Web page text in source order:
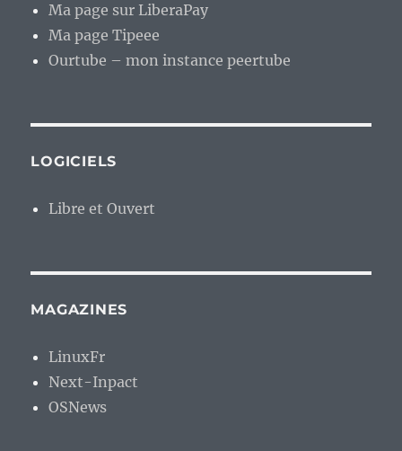
Ma page sur LiberaPay
Ma page Tipeee
Ourtube – mon instance peertube
LOGICIELS
Libre et Ouvert
MAGAZINES
LinuxFr
Next-Inpact
OSNews